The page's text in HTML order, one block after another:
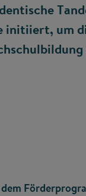
initiiert, um